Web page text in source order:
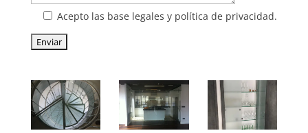
Acepto las base legales y política de privacidad.